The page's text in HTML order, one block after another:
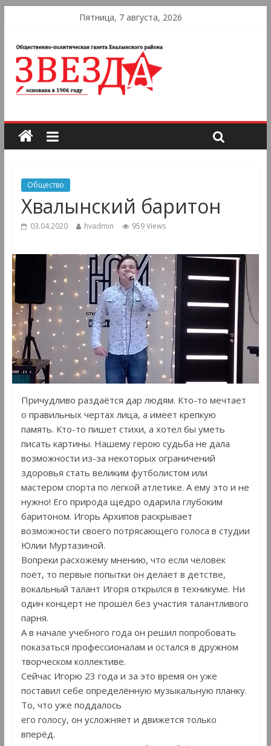
Пятница, 7 августа, 2026
Общество
Хвалынский баритон
03.04.2020 hvadmin 959 Views
Причудливо раздаётся дар людям. Кто-то мечтает
о правильных чертах лица, а имеет крепкую
память. Кто-то пишет стихи, а хотел бы уметь
писать картины. Нашему герою судьба не дала
возможности из-за некоторых ограничений
здоровья стать великим футболистом или
мастером спорта по лёгкой атлетике. А ему это и не
нужно! Его природа щедро одарила глубоким
баритоном. Игорь Архипов раскрывает
возможности своего потрясающего голоса в студии
Юлии Муртазиной.
Вопреки расхожему мнению, что если человек
поёт, то первые попытки он делает в детстве,
вокальный талант Игоря открылся в техникуме. Ни
один концерт не прошёл без участия талантливого
парня.
А в начале учебного года он решил попробовать
показаться профессионалам и остался в дружном
творческом коллективе.
Сейчас Игорю 23 года и за это время он уже
поставил себе определённую музыкальную планку.
То, что уже поддалось
его голосу, он усложняет и движется только
вперёд.